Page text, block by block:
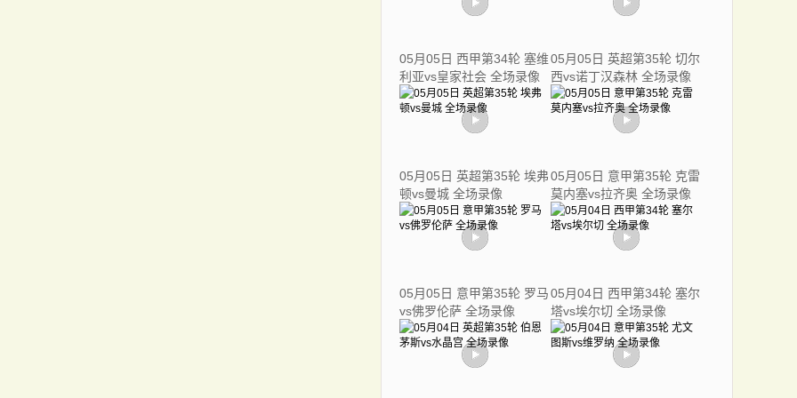
05月05日 西甲第34轮 塞维
利亚vs皇家社会 全场录像
05月05日 英超第35轮 切尔
西vs诺丁汉森林 全场录像
05月05日 英超第35轮 埃弗
顿vs曼城 全场录像
05月05日 意甲第35轮 克雷
莫内塞vs拉齐奥 全场录像
05月05日 意甲第35轮 罗马
vs佛罗伦萨 全场录像
05月04日 西甲第34轮 塞尔
塔vs埃尔切 全场录像